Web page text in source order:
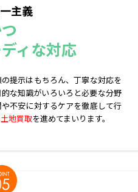
主義
ィな対応
提示はもちろん、丁寧な対応を
な知識がいろいろと必要な分野
不安に対するケアを徹底して行
地買取を進めてまいります。